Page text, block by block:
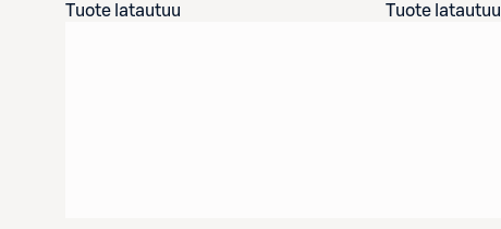
Tuote latautuu
Tuote latautuu